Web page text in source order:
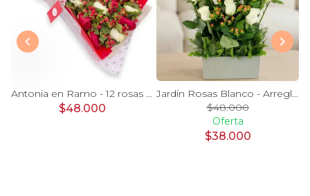
Antonia en Ramo - 12 rosas mix blanco y rojo con hypericum
$48.000
Jardín Rosas Blanco - Arreglo 12 rosas blanco e hypericum
$48.000
Oferta
$38.000